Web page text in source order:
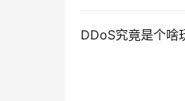
DDoS究竟是个啥